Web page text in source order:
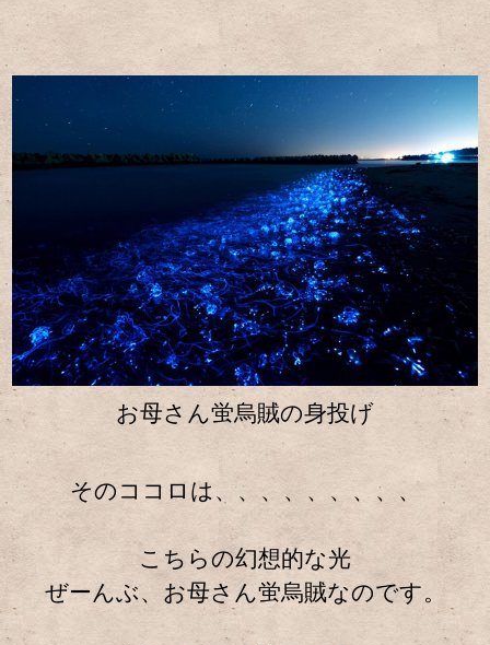
お母さん蛍烏賊の身投げ
そのココロは、、、、、、、、、
こちらの幻想的な光
ぜーんぶ、お母さん蛍烏賊なのです。